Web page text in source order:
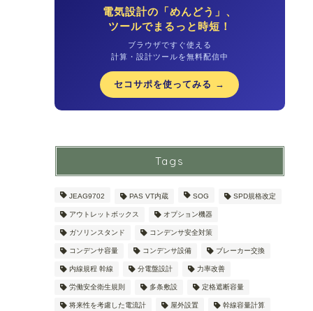
電気設計の「めんどう」、
ツールでまるっと時短！
ブラウザですぐ使える
計算・設計ツールを無料配信中
セコサポを使ってみる →
Tags
JEAG9702 PAS VT内蔵 SOG SPD規格改定
アウトレットボックス オプション機器
ガソリンスタンド コンデンサ安全対策
コンデンサ容量 コンデンサ設備 ブレーカー交換
内線規程 幹線 分電盤設計 力率改善
労働安全衛生規則 多条敷設 定格遮断容量
将来性を考慮した電流計 屋外設置 幹線容量計算